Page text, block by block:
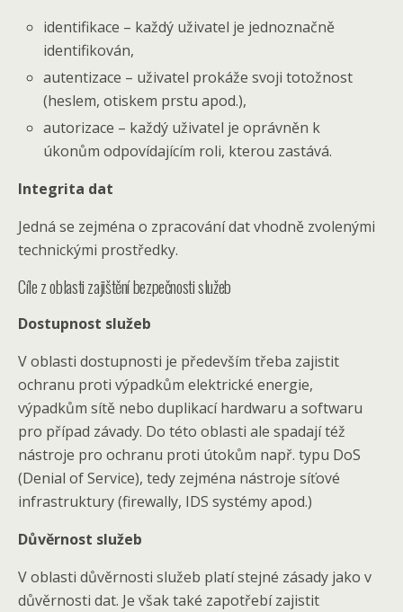
identifikace – každý uživatel je jednoznačně
identifikován,
autentizace – uživatel prokáže svoji totožnost
(heslem, otiskem prstu apod.),
autorizace – každý uživatel je oprávněn k
úkonům odpovídajícím roli, kterou zastává.
Integrita dat
Jedná se zejména o zpracování dat vhodně zvolenými
technickými prostředky.
Cíle z oblasti zajištění bezpečnosti služeb
Dostupnost služeb
V oblasti dostupnosti je především třeba zajistit
ochranu proti výpadkům elektrické energie,
výpadkům sítě nebo duplikací hardwaru a softwaru
pro případ závady. Do této oblasti ale spadají též
nástroje pro ochranu proti útokům např. typu DoS
(Denial of Service), tedy zejména nástroje síťové
infrastruktury (firewally, IDS systémy apod.)
Důvěrnost služeb
V oblasti důvěrnosti služeb platí stejné zásady jako v
důvěrnosti dat. Je však také zapotřebí zajistit